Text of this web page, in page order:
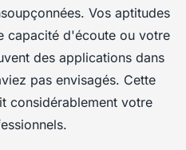
Vos aptitudes
capacité d'écoute ou votre
des applications dans
pas envisagés. Cette
considérablement votre